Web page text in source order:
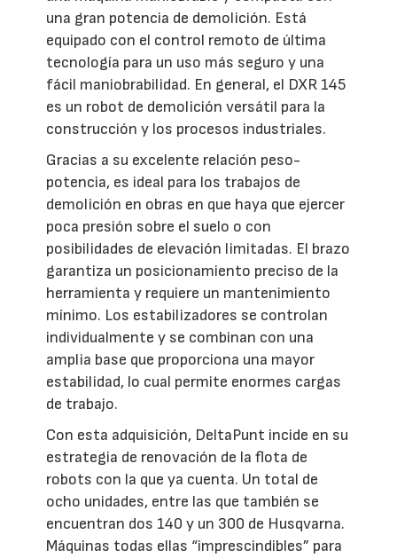
una gran potencia de demolición. Está
equipado con el control remoto de última
tecnología para un uso más seguro y una
fácil maniobrabilidad. En general, el DXR 145
es un robot de demolición versátil para la
construcción y los procesos industriales.
Gracias a su excelente relación peso-
potencia, es ideal para los trabajos de
demolición en obras en que haya que ejercer
poca presión sobre el suelo o con
posibilidades de elevación limitadas. El brazo
garantiza un posicionamiento preciso de la
herramienta y requiere un mantenimiento
mínimo. Los estabilizadores se controlan
individualmente y se combinan con una
amplia base que proporciona una mayor
estabilidad, lo cual permite enormes cargas
de trabajo.
Con esta adquisición, DeltaPunt incide en su
estrategia de renovación de la flota de
robots con la que ya cuenta. Un total de
ocho unidades, entre las que también se
encuentran dos 140 y un 300 de Husqvarna.
Máquinas todas ellas “imprescindibles” para